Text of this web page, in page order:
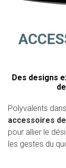
Des designs
Polyvalents
accessoires
pour allier le
les gestes du